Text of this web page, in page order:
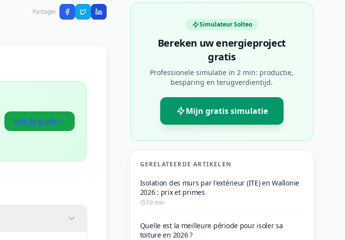
Partager :
Voir le guide
Simulateur Solteo
Bereken uw energieproject
gratis
Professionele simulatie in 2 min: productie,
besparing en terugverdientijd.
Mijn gratis simulatie
GERELATEERDE ARTIKELEN
Isolation des murs par l'extérieur (ITE) en Wallonie
2026 : prix et primes
10 min
Quelle est la meilleure période pour isoler sa
toiture en 2026 ?